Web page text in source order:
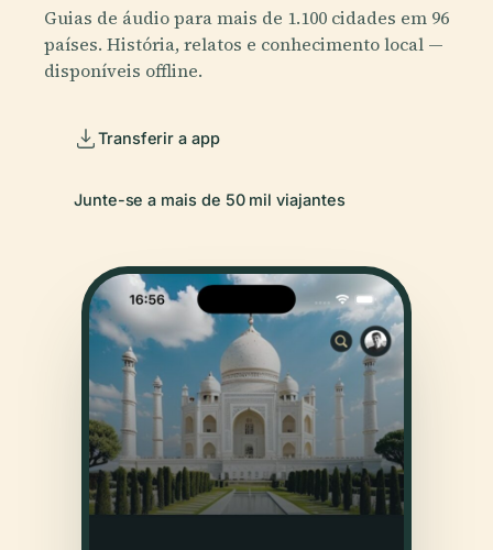
Guias de áudio para mais de 1.100 cidades em 96
países. História, relatos e conhecimento local —
disponíveis offline.
Transferir a app
Junte-se a mais de 50 mil viajantes